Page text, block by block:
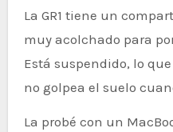
La GR1 tiene un
muy acolchado para
Está suspendido, lo
no golpea el suelo
La probé con un